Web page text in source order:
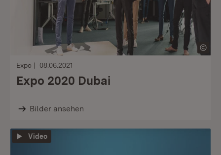
Expo 08.06.2021
Expo 2020 Dubai
Bilder ansehen
Video